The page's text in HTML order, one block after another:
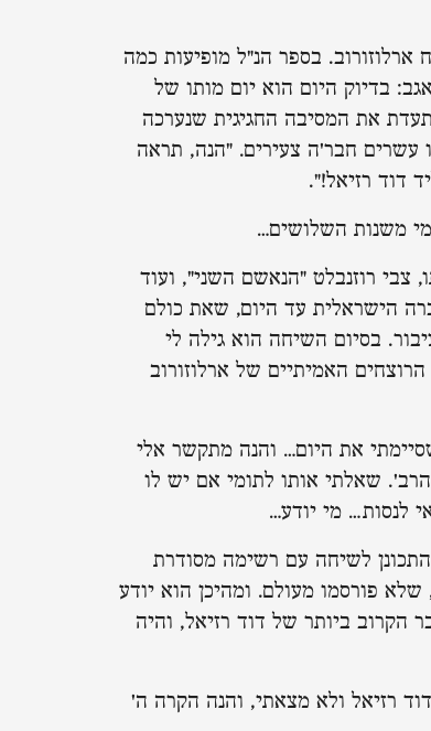
בספר הנ"ל מופיעות כמה
בדיוק היום הוא יום מותו של
את המסיבה החגיגית שנערכה
עשרים חבר'ה צעירים. "הנה, תראה
דוד רזיאל!".
משנות השלושים…
צבי רוזנבלט "הנאשם השני", ועוד
הישראלית עד היום, שאת כולם
בסיום השיחה הוא גילה לי
האמיתיים של ארלוזורוב
את היום… והנה מתקשר אלי
שאלתי אותו לתומי אם יש לו
לנסות… מי יודע…
לשיחה עם רשימה מסודרת
פורסמו מעולם. ומהיכן הוא יודע
הקרוב ביותר של דוד רזיאל, והיה
רזיאל ולא מצאתי, והנה הקרה ה'